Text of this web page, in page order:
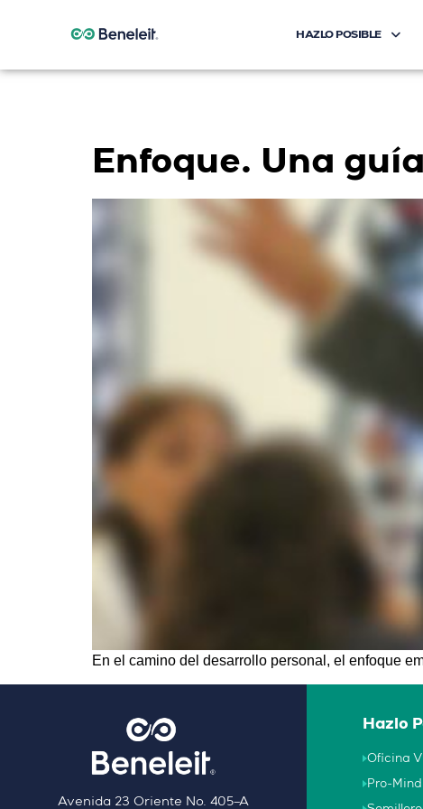
HAZLO POSIBLE
Enfoque. Una
En el camino del desarrollo personal, el enfoque
Avenida 23 Oriente No. 405–A
Hazlo
Oficina
Pro-Mind